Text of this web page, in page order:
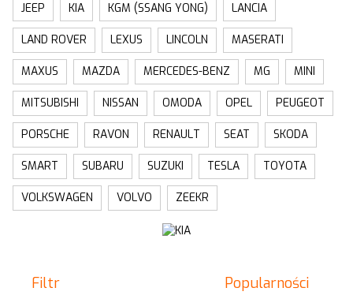
JEEP KIA KGM (SSANG YONG) LANCIA
LAND ROVER LEXUS LINCOLN MASERATI
MAXUS MAZDA MERCEDES-BENZ MG MINI
MITSUBISHI NISSAN OMODA OPEL PEUGEOT
PORSCHE RAVON RENAULT SEAT SKODA
SMART SUBARU SUZUKI TESLA TOYOTA
VOLKSWAGEN VOLVO ZEEKR
Filtr Popularności